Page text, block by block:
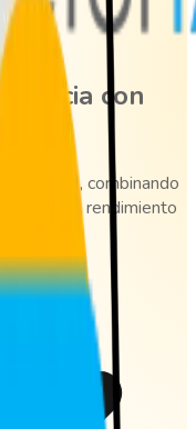
con
combinando
del rendimiento